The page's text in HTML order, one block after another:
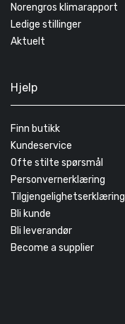
Norengros klimarapport
Ledige stillinger
Aktuelt
Hjelp
Finn butikk
Kundeservice
Ofte stilte spørsmål
Personvernerklæring
Tilgjengelighetserklæring
Bli kunde
Bli leverandør
Become a supplier